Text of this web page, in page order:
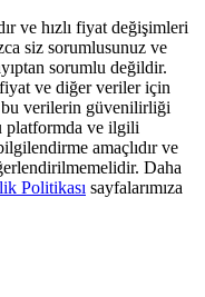
ve hızlı fiyat değişimleri
siz sorumlusunuz ve
sorumlu değildir.
ve diğer veriler için
verilerin güvenilirliği
platformda ve ilgili
amaçlıdır ve
Daha
Politikası sayfalarımıza